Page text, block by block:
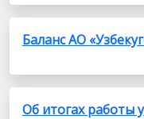
Баланс АО
Об итогах работы